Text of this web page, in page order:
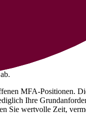
MFA-Positionen.
Ihre
Sie wertvolle Zeit,